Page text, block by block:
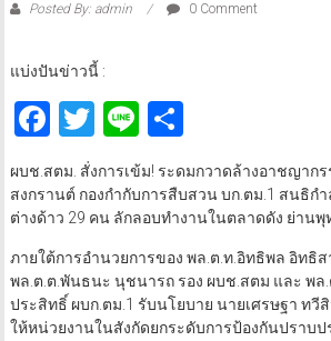
Posted By: admin 0 Comment
แบ่งปันข่าวนี้ :
Facebook
Twitter
LineShare
ผบช.สตม. สั่งการเข้ม! ระดมกวาดล้างอาชญาก
สงกรานต์ กองกำกับการสืบสวน บก.ตม.1 สนธิก
ต่างด้าว 29 คน ลักลอบทำงานในตลาดดัง ย่าน
ภายใต้การอำนวยการของ พล.ต.ท.อิทธิพล อิทธิ
พล.ต.ต.พันธนะ นุชนารถ รอง ผบช.สตม และ พล
ประสิทธิ์ ผบก.ตม.1 รับนโยบาย นายเศรษฐา ทวี
ให้หน่วยงานในสังกัดยกระดับการป้องกันปราบ